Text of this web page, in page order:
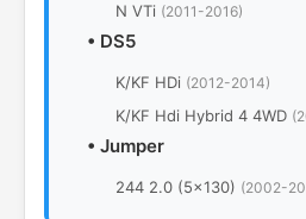
N VTi (2011-2016)
• DS5
K/KF HDi (2012-2014)
K/KF Hdi Hybrid 4 4WD
• Jumper
244 2.0 (5x130) (2002-